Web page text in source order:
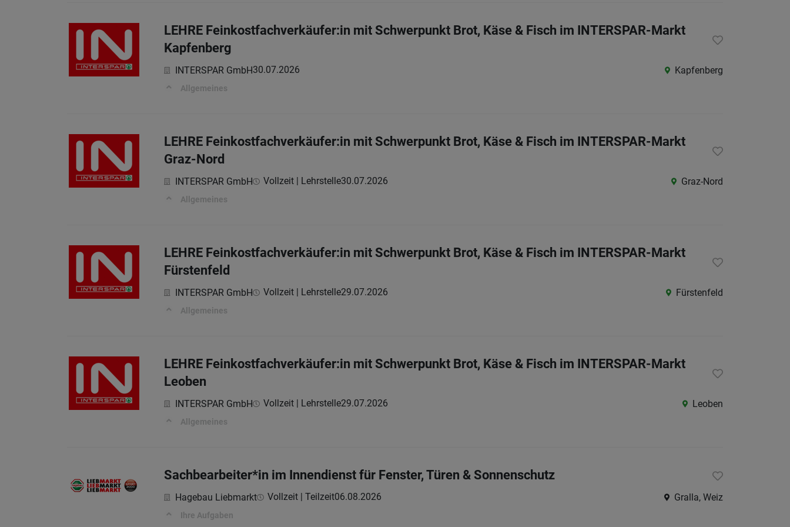
LEHRE Feinkostfachverkäufer:in mit Schwerpunkt Brot, Käse & Fisch im INTERSPAR-Markt
Kapfenberg
INTERSPAR GmbH30.07.2026 Kapfenberg
Allgemeines
LEHRE Feinkostfachverkäufer:in mit Schwerpunkt Brot, Käse & Fisch im INTERSPAR-Markt
Graz-Nord
INTERSPAR GmbH Vollzeit | Lehrstelle30.07.2026 Graz-Nord
Allgemeines
LEHRE Feinkostfachverkäufer:in mit Schwerpunkt Brot, Käse & Fisch im INTERSPAR-Markt
Fürstenfeld
INTERSPAR GmbH Vollzeit | Lehrstelle29.07.2026 Fürstenfeld
Allgemeines
LEHRE Feinkostfachverkäufer:in mit Schwerpunkt Brot, Käse & Fisch im INTERSPAR-Markt
Leoben
INTERSPAR GmbH Vollzeit | Lehrstelle29.07.2026 Leoben
Allgemeines
Sachbearbeiter*in im Innendienst für Fenster, Türen & Sonnenschutz
Hagebau Liebmarkt Vollzeit | Teilzeit06.08.2026 Gralla, Weiz
Ihre Aufgaben